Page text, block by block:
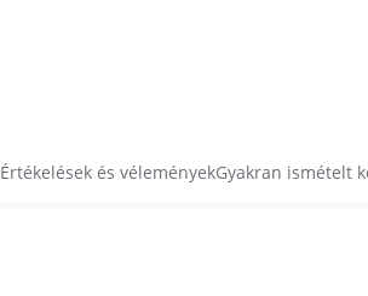
Értékelések és véleményekGyakran ismételt